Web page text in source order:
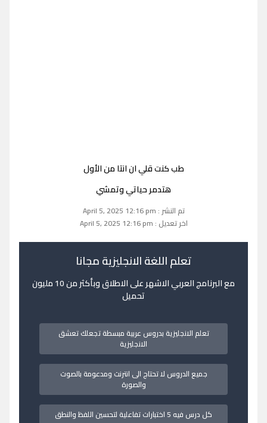
طب كنت قلي ان انتا من الأول
هتدمر حياتي وتمشي
تم النشر : April 5, 2025 12:16 pm
اخر تعديل : April 5, 2025 12:16 pm
تعلم اللغة الانجليزية مجانا
مع البرنامج العربي الاشهر على الاطلاق وبأكثر من 10 مليون
تحميل
تعلم الانجليزية بدروس عربية مبسطة تجعلك تعشق
الانجليزية
جميع الدروس لا تحتاج الى انترنت ومدعومة بالصوت
والصورة
كل درس فيه 5 اختبارات تفاعلية لتحسين اللفظ والنطق